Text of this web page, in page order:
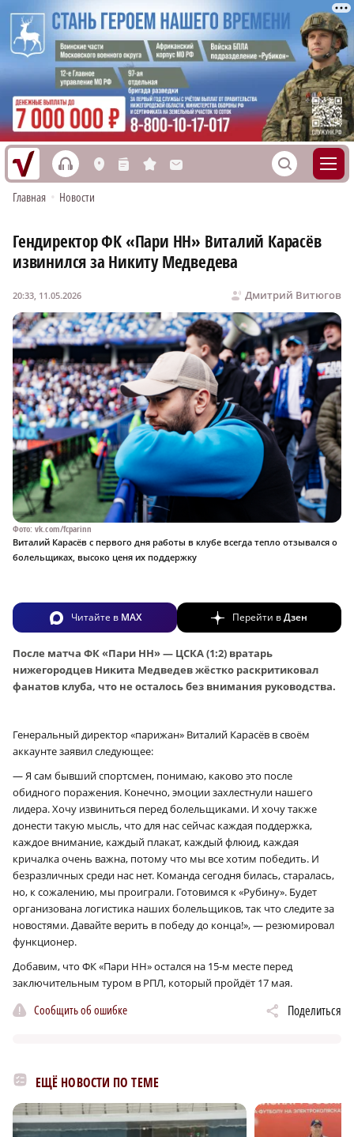
h L n s M S
Главная • Новости
Гендиректор ФК «Пари НН» Виталий Карасёв
извинился за Никиту Медведева
Дмитрий Витюгов
20:33, 11.05.2026
Фото: vk.com/fcparinn
Виталий Карасёв с первого дня работы в клубе всегда тепло отзывался о
болельщиках, высоко ценя их поддержку
Читайте в MAX Перейти вДзен
После матча ФК «Пари НН» — ЦСКА (1:2) вратарь
нижегородцев Никита Медведев жёстко раскритиковал
фанатов клуба, что не осталось без внимания руководства.
Генеральный директор «парижан» Виталий Карасёв в своём
аккаунте заявил следующее:
— Я сам бывший спортсмен, понимаю, каково это после
обидного поражения. Конечно, эмоции захлестнули нашего
лидера. Хочу извиниться перед болельщиками. И хочу также
донести такую мысль, что для нас сейчас каждая поддержка,
каждое внимание, каждый плакат, каждый флюид, каждая
кричалка очень важна, потому что мы все хотим победить. И
безразличных среди нас нет. Команда сегодня билась, старалась,
но, к сожалению, мы проиграли. Готовимся к «Рубину». Будет
организована логистика наших болельщиков, так что следите за
новостями. Давайте верить в победу до конца!», — резюмировал
функционер.
Добавим, что ФК «Пари НН» остался на 15‑м месте перед
заключительным туром в РПЛ, который пройдёт 17 мая.
Сообщить об ошибке Поделиться
ЕЩЁ НОВОСТИ ПО ТЕМЕ